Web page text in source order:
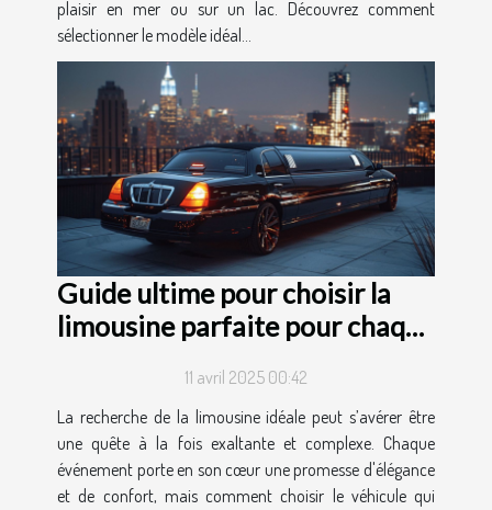
plaisir en mer ou sur un lac. Découvrez comment
sélectionner le modèle idéal...
Guide ultime pour choisir la
limousine parfaite pour chaque
11 avril 2025 00:42
La recherche de la limousine idéale peut s’avérer être
une quête à la fois exaltante et complexe. Chaque
événement porte en son cœur une promesse d'élégance
et de confort, mais comment choisir le véhicule qui